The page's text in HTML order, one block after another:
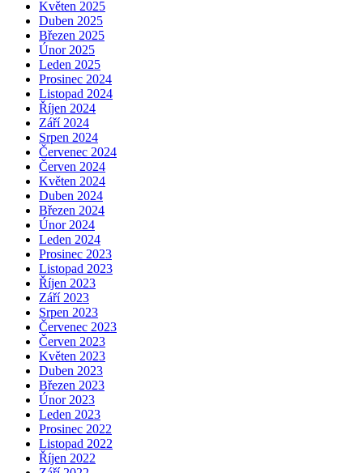
Květen 2025
Duben 2025
Březen 2025
Únor 2025
Leden 2025
Prosinec 2024
Listopad 2024
Říjen 2024
Září 2024
Srpen 2024
Červenec 2024
Červen 2024
Květen 2024
Duben 2024
Březen 2024
Únor 2024
Leden 2024
Prosinec 2023
Listopad 2023
Říjen 2023
Září 2023
Srpen 2023
Červenec 2023
Červen 2023
Květen 2023
Duben 2023
Březen 2023
Únor 2023
Leden 2023
Prosinec 2022
Listopad 2022
Říjen 2022